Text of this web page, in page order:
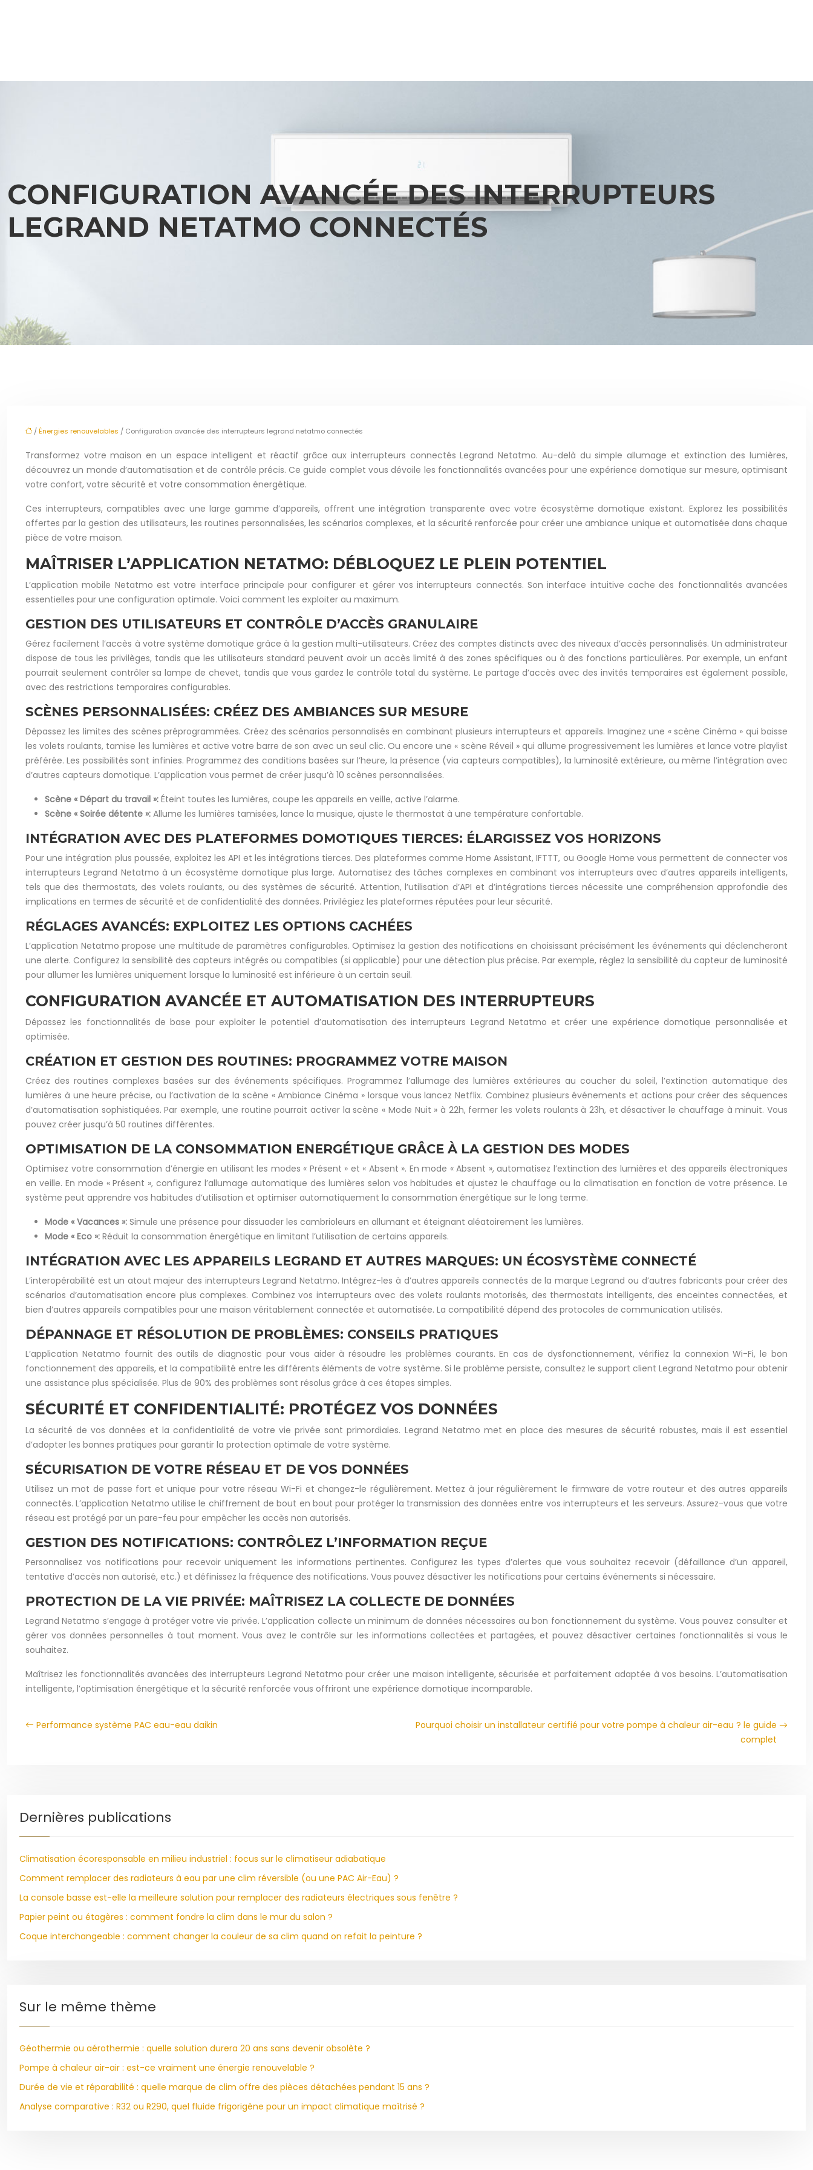
CONFIGURATION AVANCÉE DES INTERRUPTEURS
LEGRAND NETATMO CONNECTÉS
/Énergies renouvelables / Configuration avancée des interrupteurs legrand netatmo connectés
Transformez votre maison en un espace intelligent et réactif grâce aux interrupteurs connectés Legrand Netatmo. Au-delà du simple allumage et extinction des lumières,
découvrez un monde d’automatisation et de contrôle précis. Ce guide complet vous dévoile les fonctionnalités avancées pour une expérience domotique sur mesure, optimisant
votre confort, votre sécurité et votre consommation énergétique.
Ces interrupteurs, compatibles avec une large gamme d’appareils, offrent une intégration transparente avec votre écosystème domotique existant. Explorez les possibilités
offertes par la gestion des utilisateurs, les routines personnalisées, les scénarios complexes, et la sécurité renforcée pour créer une ambiance unique et automatisée dans chaque
pièce de votre maison.
MAÎTRISER L’APPLICATION NETATMO: DÉBLOQUEZ LE PLEIN POTENTIEL
L’application mobile Netatmo est votre interface principale pour configurer et gérer vos interrupteurs connectés. Son interface intuitive cache des fonctionnalités avancées
essentielles pour une configuration optimale. Voici comment les exploiter au maximum.
GESTION DES UTILISATEURS ET CONTRÔLE D’ACCÈS GRANULAIRE
Gérez facilement l’accès à votre système domotique grâce à la gestion multi-utilisateurs. Créez des comptes distincts avec des niveaux d’accès personnalisés. Un administrateur
dispose de tous les privilèges, tandis que les utilisateurs standard peuvent avoir un accès limité à des zones spécifiques ou à des fonctions particulières. Par exemple, un enfant
pourrait seulement contrôler sa lampe de chevet, tandis que vous gardez le contrôle total du système. Le partage d’accès avec des invités temporaires est également possible,
avec des restrictions temporaires configurables.
SCÈNES PERSONNALISÉES: CRÉEZ DES AMBIANCES SUR MESURE
Dépassez les limites des scènes préprogrammées. Créez des scénarios personnalisés en combinant plusieurs interrupteurs et appareils. Imaginez une « scène Cinéma » qui baisse
les volets roulants, tamise les lumières et active votre barre de son avec un seul clic. Ou encore une « scène Réveil » qui allume progressivement les lumières et lance votre playlist
préférée. Les possibilités sont infinies. Programmez des conditions basées sur l’heure, la présence (via capteurs compatibles), la luminosité extérieure, ou même l’intégration avec
d’autres capteurs domotique. L’application vous permet de créer jusqu’à 10 scènes personnalisées.
Scène « Départ du travail »: Éteint toutes les lumières, coupe les appareils en veille, active l’alarme.
Scène « Soirée détente »: Allume les lumières tamisées, lance la musique, ajuste le thermostat à une température confortable.
INTÉGRATION AVEC DES PLATEFORMES DOMOTIQUES TIERCES: ÉLARGISSEZ VOS HORIZONS
Pour une intégration plus poussée, exploitez les API et les intégrations tierces. Des plateformes comme Home Assistant, IFTTT, ou Google Home vous permettent de connecter vos
interrupteurs Legrand Netatmo à un écosystème domotique plus large. Automatisez des tâches complexes en combinant vos interrupteurs avec d’autres appareils intelligents,
tels que des thermostats, des volets roulants, ou des systèmes de sécurité. Attention, l’utilisation d’API et d’intégrations tierces nécessite une compréhension approfondie des
implications en termes de sécurité et de confidentialité des données. Privilégiez les plateformes réputées pour leur sécurité.
RÉGLAGES AVANCÉS: EXPLOITEZ LES OPTIONS CACHÉES
L’application Netatmo propose une multitude de paramètres configurables. Optimisez la gestion des notifications en choisissant précisément les événements qui déclencheront
une alerte. Configurez la sensibilité des capteurs intégrés ou compatibles (si applicable) pour une détection plus précise. Par exemple, réglez la sensibilité du capteur de luminosité
pour allumer les lumières uniquement lorsque la luminosité est inférieure à un certain seuil.
CONFIGURATION AVANCÉE ET AUTOMATISATION DES INTERRUPTEURS
Dépassez les fonctionnalités de base pour exploiter le potentiel d’automatisation des interrupteurs Legrand Netatmo et créer une expérience domotique personnalisée et
optimisée.
CRÉATION ET GESTION DES ROUTINES: PROGRAMMEZ VOTRE MAISON
Créez des routines complexes basées sur des événements spécifiques. Programmez l’allumage des lumières extérieures au coucher du soleil, l’extinction automatique des
lumières à une heure précise, ou l’activation de la scène « Ambiance Cinéma » lorsque vous lancez Netflix. Combinez plusieurs événements et actions pour créer des séquences
d’automatisation sophistiquées. Par exemple, une routine pourrait activer la scène « Mode Nuit » à 22h, fermer les volets roulants à 23h, et désactiver le chauffage à minuit. Vous
pouvez créer jusqu’à 50 routines différentes.
OPTIMISATION DE LA CONSOMMATION ENERGÉTIQUE GRÂCE À LA GESTION DES MODES
Optimisez votre consommation d’énergie en utilisant les modes « Présent » et « Absent ». En mode « Absent », automatisez l’extinction des lumières et des appareils électroniques
en veille. En mode « Présent », configurez l’allumage automatique des lumières selon vos habitudes et ajustez le chauffage ou la climatisation en fonction de votre présence. Le
système peut apprendre vos habitudes d’utilisation et optimiser automatiquement la consommation énergétique sur le long terme.
Mode « Vacances »: Simule une présence pour dissuader les cambrioleurs en allumant et éteignant aléatoirement les lumières.
Mode « Eco »: Réduit la consommation énergétique en limitant l’utilisation de certains appareils.
INTÉGRATION AVEC LES APPAREILS LEGRAND ET AUTRES MARQUES: UN ÉCOSYSTÈME CONNECTÉ
L’interopérabilité est un atout majeur des interrupteurs Legrand Netatmo. Intégrez-les à d’autres appareils connectés de la marque Legrand ou d’autres fabricants pour créer des
scénarios d’automatisation encore plus complexes. Combinez vos interrupteurs avec des volets roulants motorisés, des thermostats intelligents, des enceintes connectées, et
bien d’autres appareils compatibles pour une maison véritablement connectée et automatisée. La compatibilité dépend des protocoles de communication utilisés.
DÉPANNAGE ET RÉSOLUTION DE PROBLÈMES: CONSEILS PRATIQUES
L’application Netatmo fournit des outils de diagnostic pour vous aider à résoudre les problèmes courants. En cas de dysfonctionnement, vérifiez la connexion Wi-Fi, le bon
fonctionnement des appareils, et la compatibilité entre les différents éléments de votre système. Si le problème persiste, consultez le support client Legrand Netatmo pour obtenir
une assistance plus spécialisée. Plus de 90% des problèmes sont résolus grâce à ces étapes simples.
SÉCURITÉ ET CONFIDENTIALITÉ: PROTÉGEZ VOS DONNÉES
La sécurité de vos données et la confidentialité de votre vie privée sont primordiales. Legrand Netatmo met en place des mesures de sécurité robustes, mais il est essentiel
d’adopter les bonnes pratiques pour garantir la protection optimale de votre système.
SÉCURISATION DE VOTRE RÉSEAU ET DE VOS DONNÉES
Utilisez un mot de passe fort et unique pour votre réseau Wi-Fi et changez-le régulièrement. Mettez à jour régulièrement le firmware de votre routeur et des autres appareils
connectés. L’application Netatmo utilise le chiffrement de bout en bout pour protéger la transmission des données entre vos interrupteurs et les serveurs. Assurez-vous que votre
réseau est protégé par un pare-feu pour empêcher les accès non autorisés.
GESTION DES NOTIFICATIONS: CONTRÔLEZ L’INFORMATION REÇUE
Personnalisez vos notifications pour recevoir uniquement les informations pertinentes. Configurez les types d’alertes que vous souhaitez recevoir (défaillance d’un appareil,
tentative d’accès non autorisé, etc.) et définissez la fréquence des notifications. Vous pouvez désactiver les notifications pour certains événements si nécessaire.
PROTECTION DE LA VIE PRIVÉE: MAÎTRISEZ LA COLLECTE DE DONNÉES
Legrand Netatmo s’engage à protéger votre vie privée. L’application collecte un minimum de données nécessaires au bon fonctionnement du système. Vous pouvez consulter et
gérer vos données personnelles à tout moment. Vous avez le contrôle sur les informations collectées et partagées, et pouvez désactiver certaines fonctionnalités si vous le
souhaitez.
Maîtrisez les fonctionnalités avancées des interrupteurs Legrand Netatmo pour créer une maison intelligente, sécurisée et parfaitement adaptée à vos besoins. L’automatisation
intelligente, l’optimisation énergétique et la sécurité renforcée vous offriront une expérience domotique incomparable.
Performance système PAC eau-eau daikin
Pourquoi choisir un installateur certifié pour votre pompe à chaleur air-eau ? le guide
complet
Dernières publications
Climatisation écoresponsable en milieu industriel : focus sur le climatiseur adiabatique
Comment remplacer des radiateurs à eau par une clim réversible (ou une PAC Air-Eau) ?
La console basse est-elle la meilleure solution pour remplacer des radiateurs électriques sous fenêtre ?
Papier peint ou étagères : comment fondre la clim dans le mur du salon ?
Coque interchangeable : comment changer la couleur de sa clim quand on refait la peinture ?
Sur le même thème
Géothermie ou aérothermie : quelle solution durera 20 ans sans devenir obsolète ?
Pompe à chaleur air-air : est-ce vraiment une énergie renouvelable ?
Durée de vie et réparabilité : quelle marque de clim offre des pièces détachées pendant 15 ans ?
Analyse comparative : R32 ou R290, quel fluide frigorigène pour un impact climatique maîtrisé ?